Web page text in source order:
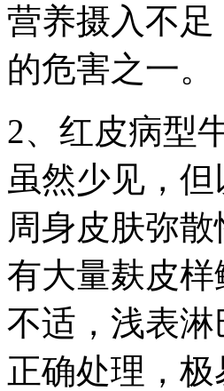
营养摄入不
的危害之一。
2、红皮病型
虽然少见，
周身皮肤弥
有大量麸皮
不适，浅表
正确处理，